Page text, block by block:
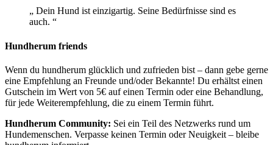
„ Dein Hund ist einzigartig. Seine Bedürfnisse sind es
auch. “
Hundherum friends
Wenn du hundherum glücklich und zufrieden bist – dann gebe gerne
eine Empfehlung an Freunde und/oder Bekannte! Du erhältst einen
Gutschein im Wert von 5€ auf einen Termin oder eine Behandlung,
für jede Weiterempfehlung, die zu einem Termin führt.
Hundherum Community: Sei ein Teil des Netzwerks rund um
Hundemenschen. Verpasse keinen Termin oder Neuigkeit – bleibe